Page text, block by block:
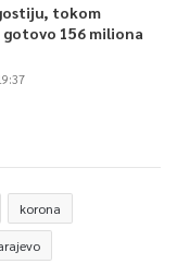
tokom
156 miliona
korona